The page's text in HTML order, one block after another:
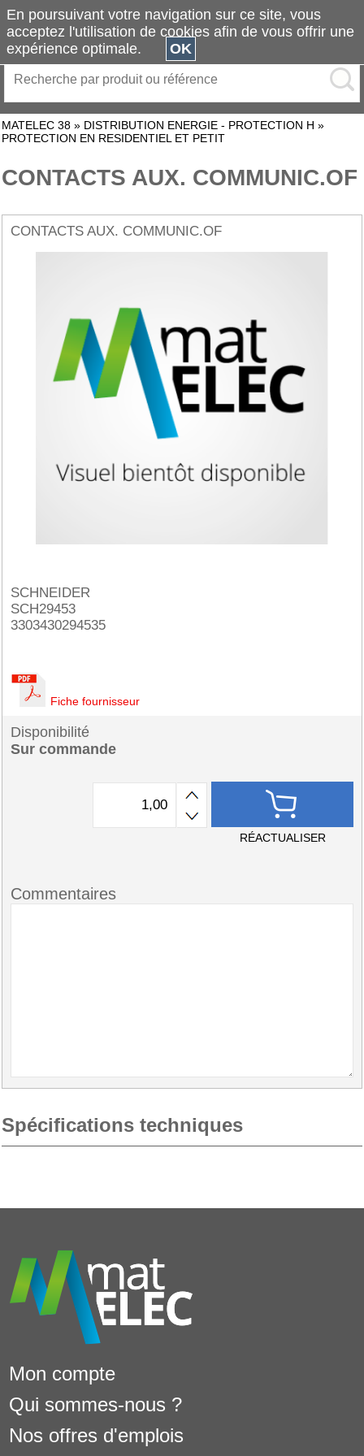
MATELEC 38 » DISTRIBUTION ENERGIE - PROTECTION H »
PROTECTION EN RESIDENTIEL ET PETIT
CONTACTS AUX. COMMUNIC.OF
CONTACTS AUX. COMMUNIC.OF
SCHNEIDER
SCH29453
3303430294535
Fiche fournisseur
Disponibilité
Sur commande
RÉACTUALISER
Commentaires
Spécifications techniques
Mon compte
Qui sommes-nous ?
Nos offres d'emplois
En poursuivant votre navigation sur ce site, vous
acceptez l'utilisation de cookies afin de vous offrir une
expérience optimale.
OK